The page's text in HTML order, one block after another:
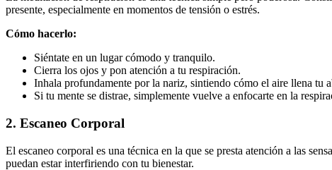
presente, especialmente en momentos de tensión o estrés.
Cómo hacerlo:
Siéntate en un lugar cómodo y tranquilo.
Cierra los ojos y pon atención a tu respiración.
Inhala profundamente por la nariz, sintiendo cómo el aire llena tu
Si tu mente se distrae, simplemente vuelve a enfocarte en la
2. Escaneo Corporal
El escaneo corporal es una técnica en la que se presta atención a las
puedan estar interfiriendo con tu bienestar.